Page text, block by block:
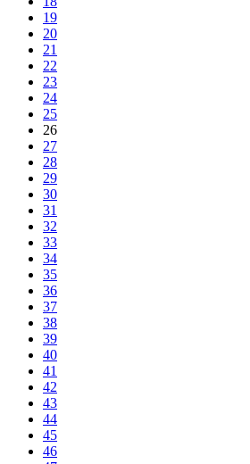
19
20
21
22
23
24
25
26
27
28
29
30
31
32
33
34
35
36
37
38
39
40
41
42
43
44
45
46